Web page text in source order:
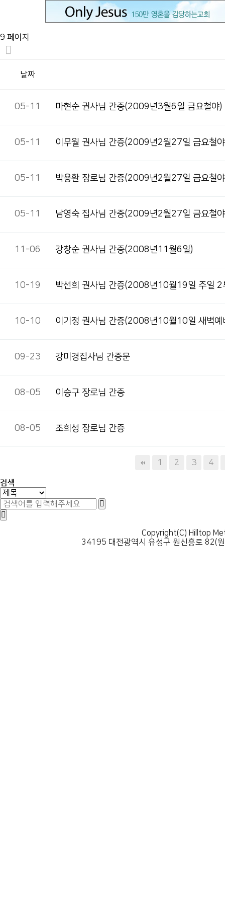
9 페이지
날짜
05-11 마현순 권사님 간증(2009년3월6일 금요철야)
05-11 이무월 권사님 간증(2009년2월27일 금요철
05-11 박용환 장로님 간증(2009년2월27일 금요철
05-11 남영숙 집사님 간증(2009년2월27일 금요철
11-06 강창순 권사님 간증(2008년11월6일)
10-19 박선희 권사님 간증(2008년10월19일 주일 2
10-10 이기정 권사님 간증(2008년10월10일 새벽예
09-23 강미경집사님 간증문
08-05 이승구 장로님 간증
08-05 조희성 장로님 간증
1 2 3 4
검색
Copyright(C) Hilltop
34195 대전광역시 유성구 원신흥로